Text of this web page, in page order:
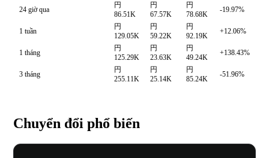
24 giờ qua
円
86.51K
円
67.57K
円
78.68K
-19.97%
1 tuần
円
129.05K
円
59.22K
円
92.19K
+12.06%
1 tháng
円
125.29K
円
23.63K
円
49.24K
+138.43%
3 tháng
円
255.11K
円
25.14K
円
85.24K
-51.96%
Chuyển đổi phổ biến